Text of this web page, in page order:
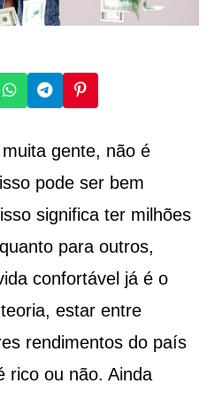
gente, não é
pode ser bem
significa ter milhões
para outros,
confortável já é o
estar entre
rendimentos do país
rico ou não. Ainda